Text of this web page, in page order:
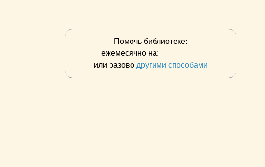
Помочь библиотеке:
ежемесячно на:
или разово другими способами